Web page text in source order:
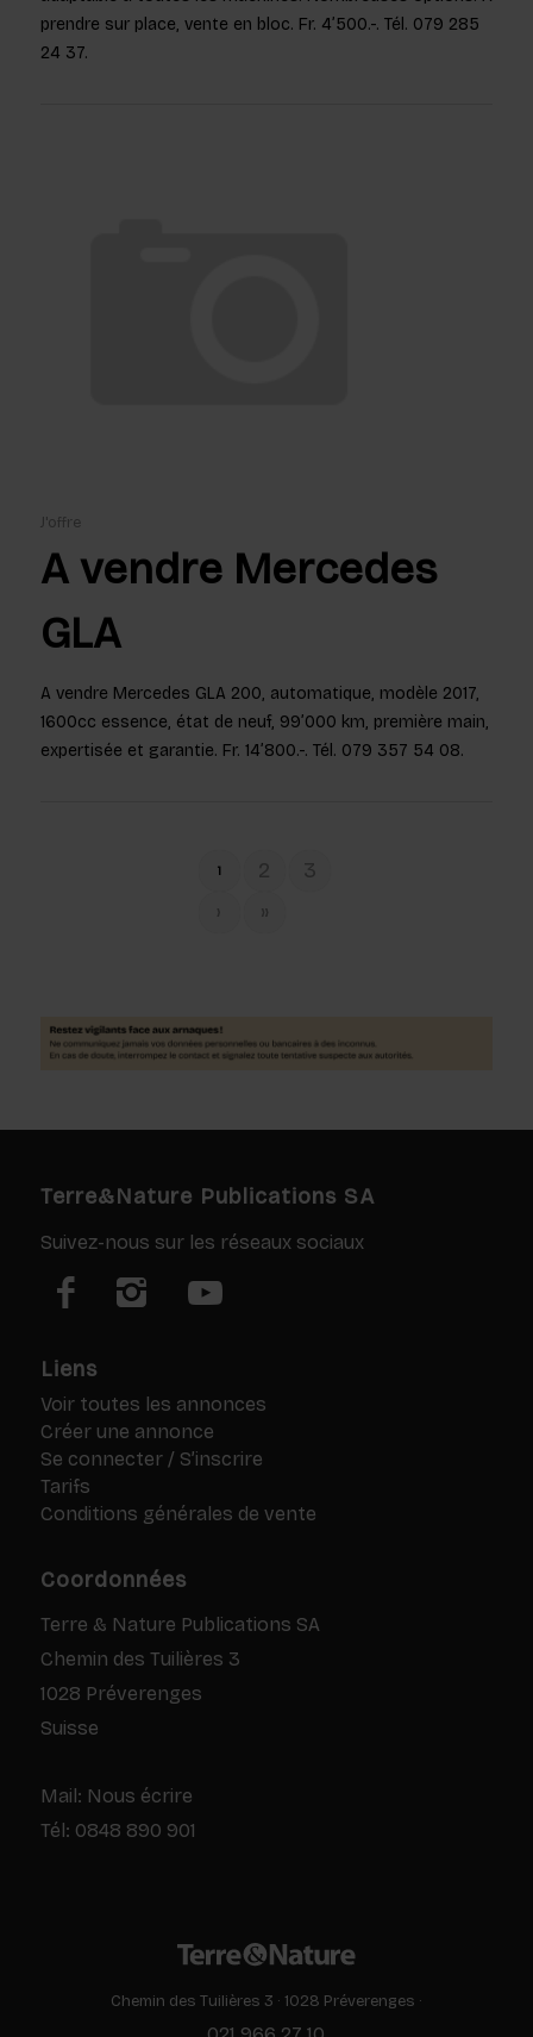
prendre sur place, vente en bloc. Fr. 4’500.-. Tél. 079 285
24 37.
J'offre
A vendre Mercedes
GLA
A vendre Mercedes GLA 200, automatique, modèle 2017,
1600cc essence, état de neuf, 99’000 km, première main,
expertisée et garantie. Fr. 14’800.-. Tél. 079 357 54 08.
1 2
3
›
»
Terre&Nature Publications SA
Suivez-nous sur les réseaux sociaux
Liens
Voir toutes les annonces
Créer une annonce
Se connecter / S’inscrire
Tarifs
Conditions générales de vente
Coordonnées
Terre & Nature Publications SA
Chemin des Tuilières 3
1028 Préverenges
Suisse
Mail: Nous écrire
Tél: 0848 890 901
Chemin des Tuilières 3 · 1028 Préverenges ·